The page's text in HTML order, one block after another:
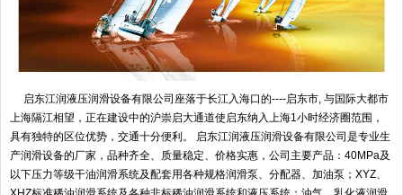
启东江润液压润滑设备有限公司座落于长江入海口的----启东市, 与国际大都市
上海隔江相望，正在建设中的沪崇启大通道使启东纳入上海1小时经济圈范围，
具有独特的区位优势，交通十分便利。 启东江润液压润滑设备有限公司是专业生
产润滑设备的厂家，品种齐全、质量稳定、价格实惠，公司主要产品：40MPa及
以下压力等级干油润滑系统及配套用各种规格润滑泵、分配器、加油泵；XYZ、